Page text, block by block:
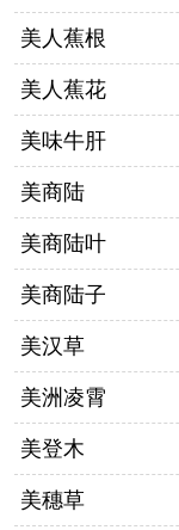
美人蕉根
美人蕉花
美味牛肝
美商陆
美商陆叶
美商陆子
美汉草
美洲凌霄
美登木
美穗草